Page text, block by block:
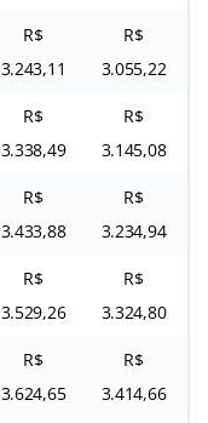
R$
3.243,11
R$
3.055,22
R$
3.338,49
R$
3.145,08
R$
3.433,88
R$
3.234,94
R$
3.529,26
R$
3.324,80
R$
3.624,65
R$
3.414,66